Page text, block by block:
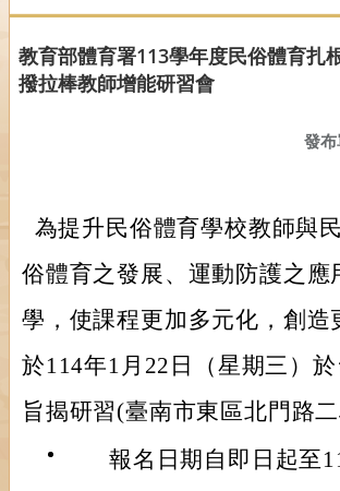
教育部體育署113學年度民俗體育扎
撥拉棒教師增能研習會
發布
為提升民俗體育學校教師與
俗體育之發展、運動防護之
學，使課程更加多元化，創
於114年1月22日（星期三）
旨揭研習(臺南市東區北門路二
報名日期自即日起至